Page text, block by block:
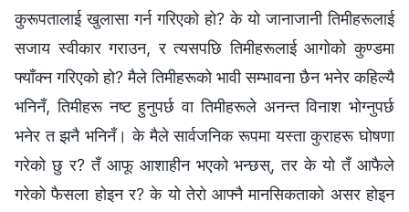
कुरूपतालाई खुलासा गर्न गरिएको हो? के यो जानाजानी तिमीहरूलाई
सजाय स्वीकार गराउन, र त्यसपछि तिमीहरूलाई आगोको कुण्डमा
फ्याँक्न गरिएको हो? मैले तिमीहरूको भावी सम्भावना छैन भनेर कहिल्यै
भनिनँ, तिमीहरू नष्ट हुनुपर्छ वा तिमीहरूले अनन्त विनाश भोग्नुपर्छ
भनेर त झनै भनिनँ। के मैले सार्वजनिक रूपमा यस्ता कुराहरू घोषणा
गरेको छु र? तँ आफू आशाहीन भएको भन्छस्, तर के यो तँ आफैले
गरेको फैसला होइन र? के यो तेरो आफ्नै मानसिकताको असर होइन